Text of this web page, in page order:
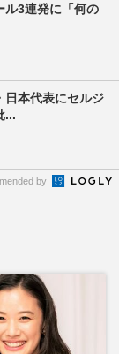
ル3連発に「何の
日本代表にセルジ
...
by